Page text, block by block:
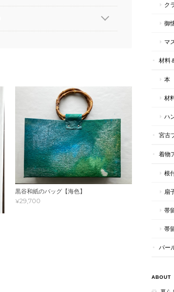
黒谷和紙のバッグ【海色】
¥29,700
ク
御
マ
材料
本
材
ハ
宮古
着物
根
扇
帯
帯
パー
ABOUT